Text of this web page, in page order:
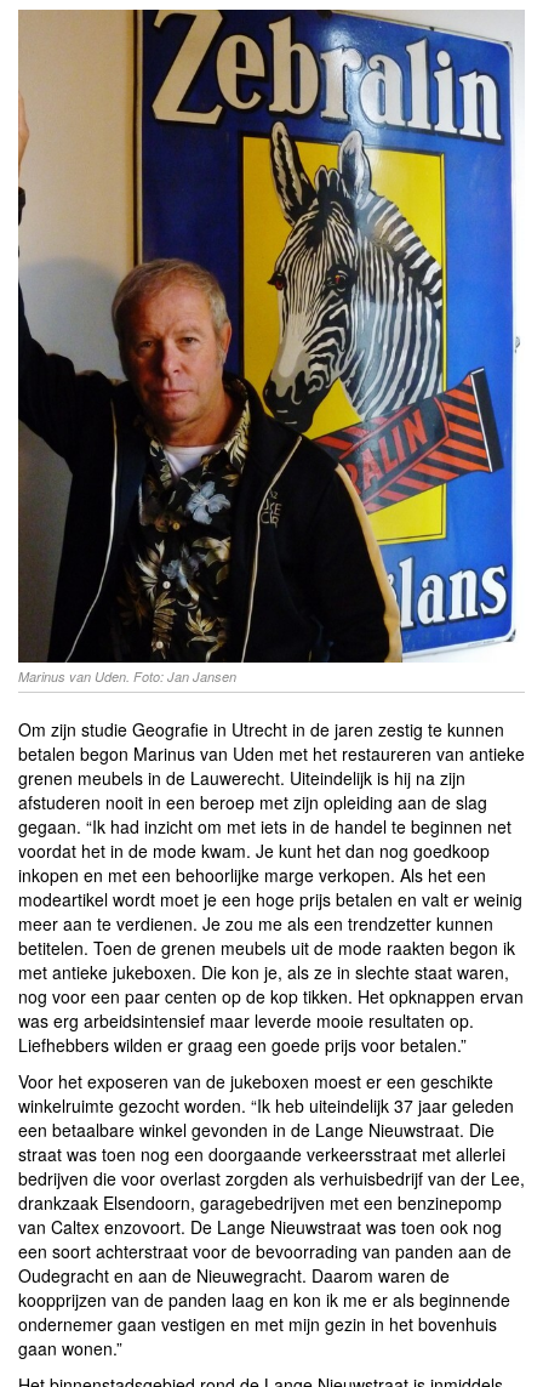
Marinus van Uden. Foto: Jan Jansen
Om zijn studie Geografie in Utrecht in de jaren zestig te kunnen
betalen begon Marinus van Uden met het restaureren van antieke
grenen meubels in de Lauwerecht. Uiteindelijk is hij na zijn
afstuderen nooit in een beroep met zijn opleiding aan de slag
gegaan. “Ik had inzicht om met iets in de handel te beginnen net
voordat het in de mode kwam. Je kunt het dan nog goedkoop
inkopen en met een behoorlijke marge verkopen. Als het een
modeartikel wordt moet je een hoge prijs betalen en valt er weinig
meer aan te verdienen. Je zou me als een trendzetter kunnen
betitelen. Toen de grenen meubels uit de mode raakten begon ik
met antieke jukeboxen. Die kon je, als ze in slechte staat waren,
nog voor een paar centen op de kop tikken. Het opknappen ervan
was erg arbeidsintensief maar leverde mooie resultaten op.
Liefhebbers wilden er graag een goede prijs voor betalen.”
Voor het exposeren van de jukeboxen moest er een geschikte
winkelruimte gezocht worden. “Ik heb uiteindelijk 37 jaar geleden
een betaalbare winkel gevonden in de Lange Nieuwstraat. Die
straat was toen nog een doorgaande verkeersstraat met allerlei
bedrijven die voor overlast zorgden als verhuisbedrijf van der Lee,
drankzaak Elsendoorn, garagebedrijven met een benzinepomp
van Caltex enzovoort. De Lange Nieuwstraat was toen ook nog
een soort achterstraat voor de bevoorrading van panden aan de
Oudegracht en aan de Nieuwegracht. Daarom waren de
koopprijzen van de panden laag en kon ik me er als beginnende
ondernemer gaan vestigen en met mijn gezin in het bovenhuis
gaan wonen.”